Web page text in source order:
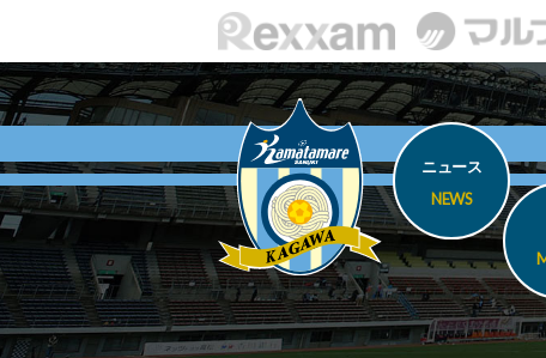
ニュース
NEWS